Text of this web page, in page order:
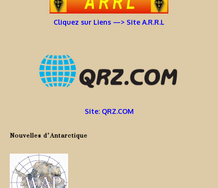
Cliquez sur Liens —> Site A.R.R.L
Site: QRZ.COM
Nouvelles d’Antarctique